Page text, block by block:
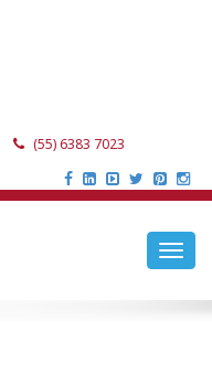
(55) 6383 7023